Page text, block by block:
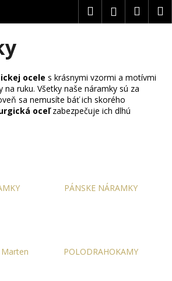
Hľadať
ocele s krásnymi vzormi a motívmi
na ruku. Všetky naše náramky sú za
sa nemusíte báť ich skorého
oceľzabezpečuje ich dlhú
PÁNSKE NÁRAMKY
Marten
POLODRAHOKAMY